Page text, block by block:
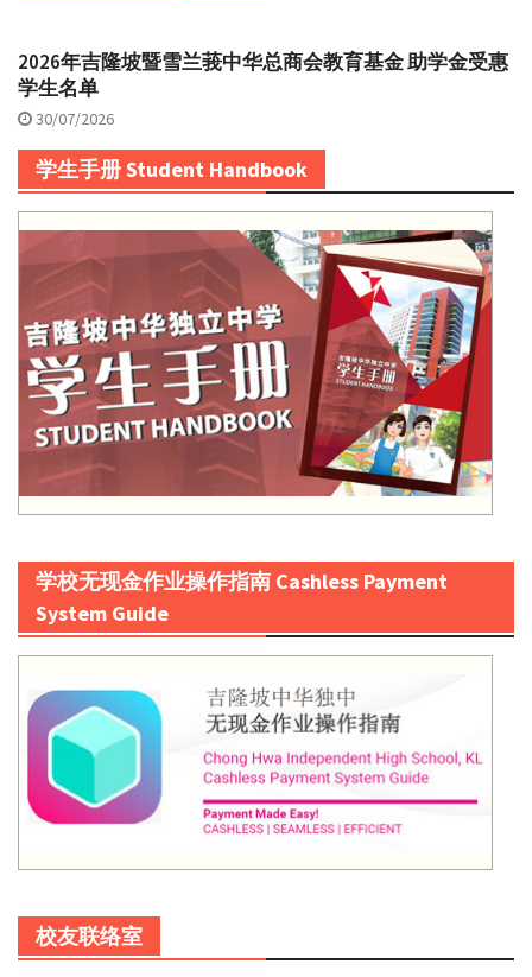
2026年吉隆坡暨雪兰莪中华总商会教育基金 助学金受惠
学生名单
30/07/2026
学生手册 Student Handbook
学校无现金作业操作指南 Cashless Payment
System Guide
校友联络室